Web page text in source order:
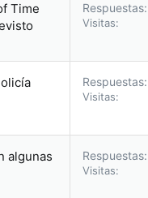
Time
Respuestas
Visitas
Respuestas
Visitas
algunas
Respuestas
Visitas